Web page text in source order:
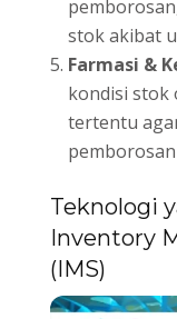
stok akibat
Farmasi &
kondisi stok
tertentu
Teknologi
Inventory
(IMS)